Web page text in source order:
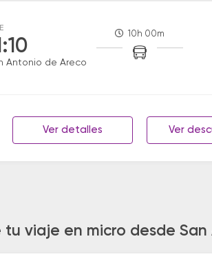
Antonio de Areco
10h 00m
Ver detalles Ver
tu viaje en micro desde